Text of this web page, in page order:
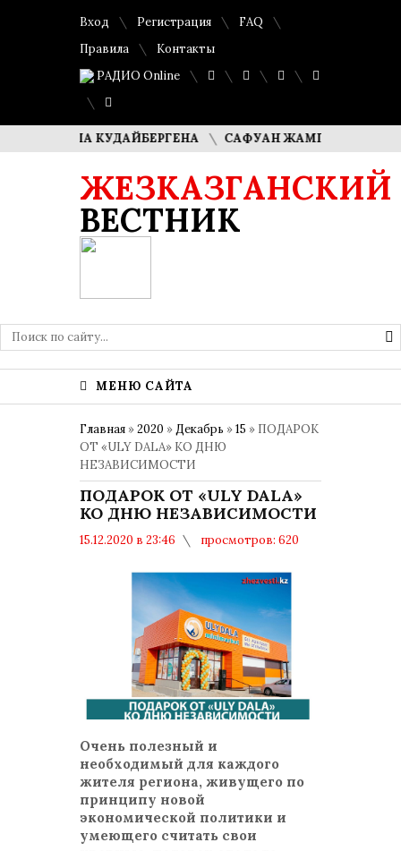
Вход Регистрация
FAQ
Правила
Контакты
РАДИО Online
КУДАЙБЕРГЕНА САФУАН ЖАМПЕИСОВ: «МЫ
ЖЕЗКАЗГАНСКИЙ
ВЕСТНИК
МЕНЮ САЙТА
Главная »2020 »Декабрь »15 » ПОДАРОК
ОТ «ULY DALA» КО ДНЮ
НЕЗАВИСИМОСТИ
ПОДАРОК ОТ «ULY DALA»
КО ДНЮ НЕЗАВИСИМОСТИ
15.12.2020 в 23:46
просмотров: 620
Очень полезный и
необходимый для каждого
жителя региона, живущего по
принципу новой
экономической политики и
умеющего считать свои